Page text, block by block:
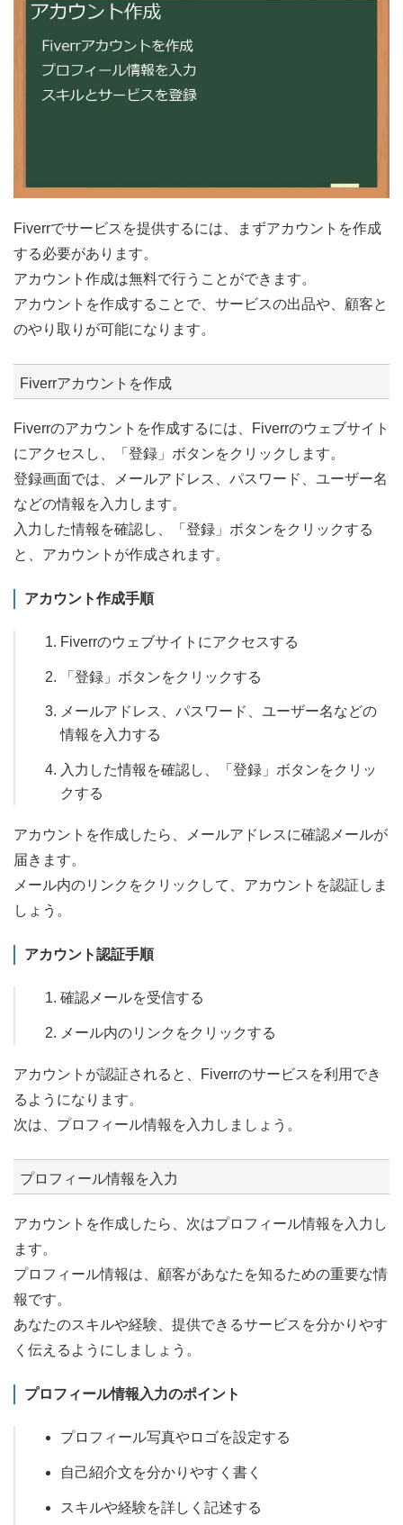
Fiverrでサービスを提供するには、まずアカウントを作成
する必要があります。
アカウント作成は無料で行うことができます。
アカウントを作成することで、サービスの出品や、顧客と
のやり取りが可能になります。
Fiverrアカウントを作成
Fiverrのアカウントを作成するには、Fiverrのウェブサイト
にアクセスし、「登録」ボタンをクリックします。
登録画面では、メールアドレス、パスワード、ユーザー名
などの情報を入力します。
入力した情報を確認し、「登録」ボタンをクリックする
と、アカウントが作成されます。
アカウント作成手順
Fiverrのウェブサイトにアクセスする
「登録」ボタンをクリックする
メールアドレス、パスワード、ユーザー名などの
情報を入力する
入力した情報を確認し、「登録」ボタンをクリッ
クする
アカウントを作成したら、メールアドレスに確認メールが
届きます。
メール内のリンクをクリックして、アカウントを認証しま
しょう。
アカウント認証手順
確認メールを受信する
メール内のリンクをクリックする
アカウントが認証されると、Fiverrのサービスを利用でき
るようになります。
次は、プロフィール情報を入力しましょう。
プロフィール情報を入力
アカウントを作成したら、次はプロフィール情報を入力し
ます。
プロフィール情報は、顧客があなたを知るための重要な情
報です。
あなたのスキルや経験、提供できるサービスを分かりやす
く伝えるようにしましょう。
プロフィール情報入力のポイント
プロフィール写真やロゴを設定する
自己紹介文を分かりやすく書く
スキルや経験を詳しく記述する